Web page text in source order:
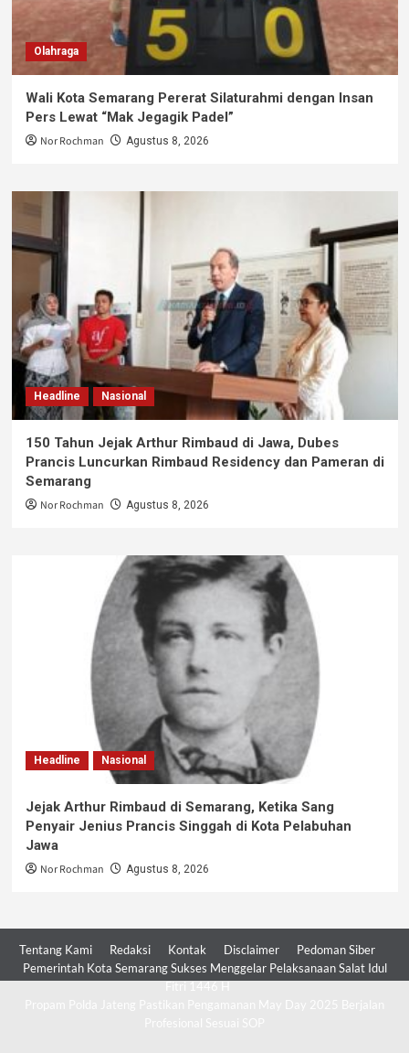
Olahraga
Wali Kota Semarang Pererat Silaturahmi dengan Insan
Pers Lewat “Mak Jegagik Padel”
Nor Rochman Agustus 8, 2026
Headline Nasional
150 Tahun Jejak Arthur Rimbaud di Jawa, Dubes
Prancis Luncurkan Rimbaud Residency dan Pameran di
Semarang
Nor Rochman Agustus 8, 2026
Headline Nasional
Jejak Arthur Rimbaud di Semarang, Ketika Sang
Penyair Jenius Prancis Singgah di Kota Pelabuhan
Jawa
Nor Rochman Agustus 8, 2026
Tentang Kami Redaksi Kontak Disclaimer
Pedoman Siber
Pemerintah Kota Semarang Sukses Menggelar Pelaksanaan Salat Idul